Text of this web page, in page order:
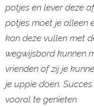
potjes en lever deze
potjes moet je alleen
kan deze vullen met
wegwijsbord kunnen
vrienden of zij je
je uppie doen.
vooral te genieten.